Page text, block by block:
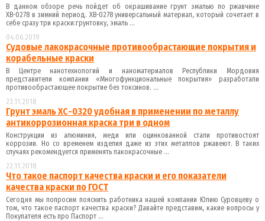
В данном обзоре речь пойдет об окрашивание грунт эмалью по ржавчине
ХВ-0278 в зимний период. ХВ-0278 универсальный материал, который сочетает в
себе сразу три краски:грунтовку, эмаль ...
04.06.2019
Судовые лакокрасочные противообрастающие покрытия и
корабельные краски
В Центре нанотехнологий и наноматериалов Республики Мордовия
представители компании «Многофункциональные покрытия» разработали
противообрастающее покрытие без токсинов. ...
23.11.2018
Грунт эмаль ХС-0320 удобная в применении по металлу
антикоррозионная краска три в одном
Конструкции из алюминия, меди или оцинкованной стали противостоят
коррозии. Но со временем изделия даже из этих металлов ржавеют. В таких
случаях рекомендуется применять лакокрасочные ...
22.11.2018
Что такое паспорт качества краски и его показатели
качества краски по ГОСТ
Сегодня мы попросим пояснить работника нашей компании Юлию Суровцеву о
том, что такое паспорт качества краски? Давайте представим, какие вопросы у
Покупателя есть про Паспорт ...